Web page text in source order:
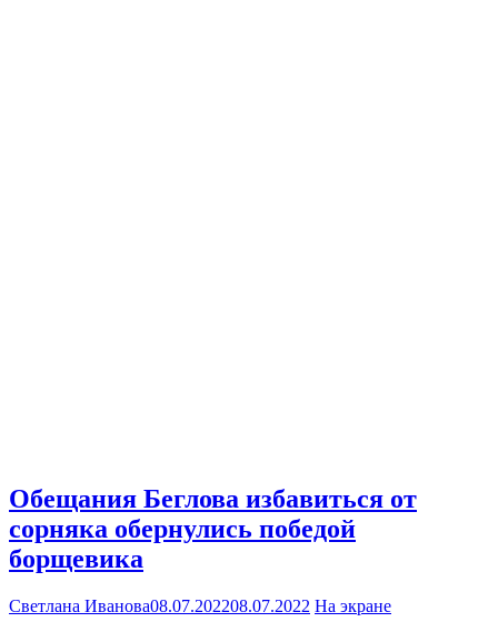
Обещания Беглова избавиться от
сорняка обернулись победой
борщевика
Светлана Иванова08.07.202208.07.2022 На экране